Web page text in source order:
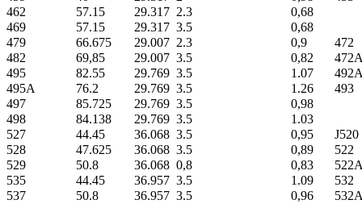
462
57.15 29.317 2.3
0,68
469
57.15 29.317 3.5
0,68
479
66.675 29.007 2.3 0,9
472
482
69,85 29.007 3.5 0,82
495
82.55 29.769 3.5 1.07
495A
76.2 29.769 3.5 1.26
493
497
85.725 29.769 3.5
0,98
498
84.138 29.769 3.5
1.03
527
44.45 36.068 3.5 0,95
J520
528
47.625 36.068 3.5 0,89
522
529
50.8 36.068 0,8 0,83
535
44.45 36.957 3.5 1.09
532
537
50.8 36.957 3.5 0,96